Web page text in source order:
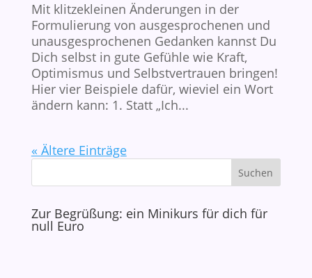
Mit klitzekleinen Änderungen in der
Formulierung von ausgesprochenen und
unausgesprochenen Gedanken kannst Du
Dich selbst in gute Gefühle wie Kraft,
Optimismus und Selbstvertrauen bringen!
Hier vier Beispiele dafür, wieviel ein Wort
ändern kann: 1. Statt „Ich...
« Ältere Einträge
Zur Begrüßung: ein Minikurs für dich für
null Euro